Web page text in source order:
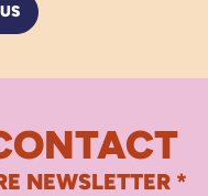
NEWSLETTER *